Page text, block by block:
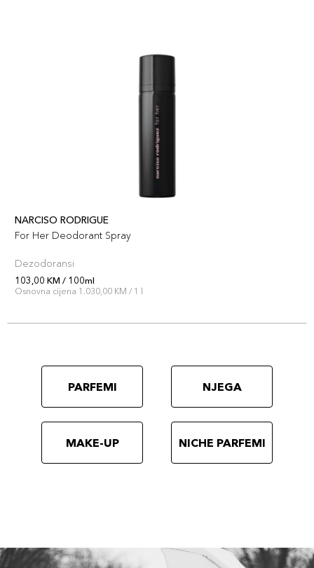
NARCISO RODRIGUE
For Her Deodorant Spray
Dezodoransi
103,00 KM / 100ml
Osnovna cijena 1.030,00 KM / 1 l
PARFEMI NJEGA
MAKE-UP NICHE PARFEMI